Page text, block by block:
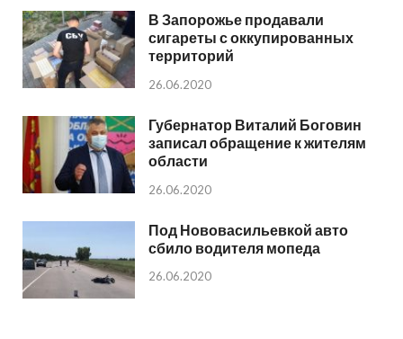
В Запорожье продавали
сигареты с оккупированных
территорий
26.06.2020
Губернатор Виталий Боговин
записал обращение к жителям
области
26.06.2020
Под Нововасильевкой авто
сбило водителя мопеда
26.06.2020